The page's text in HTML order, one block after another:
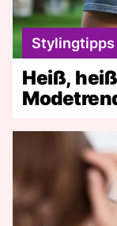
Stylingtipps
Heiß,